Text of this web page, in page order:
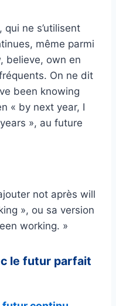
qui ne s’utilisent
même parmi
believe, own en
On ne dit
been knowing
« by next year, I
», au future
not après will
», ou sa version
working. »
le futur parfait